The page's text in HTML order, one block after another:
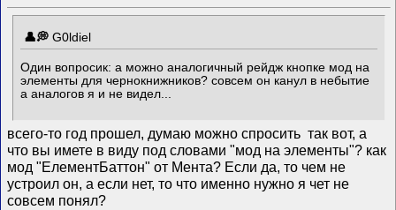
G0ldiel
Один вопросик: а можно аналогичный рейдж кнопке мод на
элементы для чернокнижников? совсем он канул в небытие
а аналогов я и не видел...
всего-то год прошел, думаю можно спросить так вот, а
что вы имете в виду под словами "мод на элементы"? как
мод "ЕлементБаттон" от Мента? Если да, то чем не
устроил он, а если нет, то что именно нужно я чет не
совсем понял?